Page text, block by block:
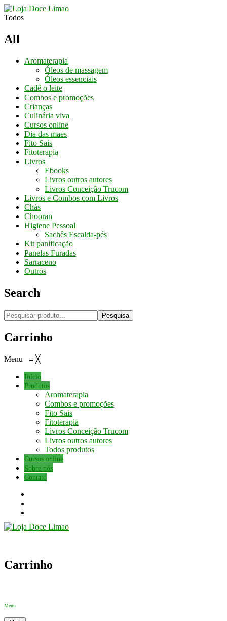
Todos
All
Aromaterapia
Óleos de massagem
Óleos essenciais
Cadê o leite
Combos e promoções
Crianças
Culinária viva
Cursos online
Dia das maes
Fito Sais
Fitoterapia
Livros
Ebooks
Livros outros autores
Livros Conceição Trucom
Livros e Combos com Livros
Chás
Chooran
Higiene Pessoal
Sachês Escalda-pés
Kit panificação
Panelas Furadas
Sarraceno
Outros
Search
Pesquisa
Carrinho
Menu ≡ ╳
Início
Produtos
Aromaterapia
Combos e promoções
Fito Sais
Fitoterapia
Livros Conceição Trucom
Livros outros autores
Todos produtos
Cursos online
Sobre nós
Contato
Carrinho
Menu